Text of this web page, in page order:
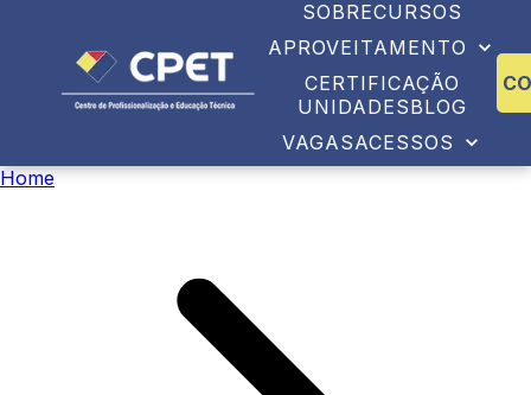
SOBRECURSOS
APROVEITAMENTO
CERTIFICAÇÃO
UNIDADESBLOG
VAGASACESSOS
Home